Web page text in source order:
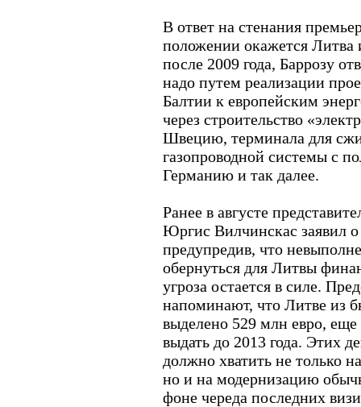
В ответ на стенания
положении окажется Литва
после 2009 года, Баррозу
надо путем реализации
Балтии к европейским
через строительство
Швецию, терминала для
газопроводной системы с
Германию и так далее.
Ранее в августе
Юргис Вилчинскас заявил
предупредив, что
обернуться для Литвы
угроза остается в силе.
напоминают, что Литве из
выделено 529 млн евро,
выдать до 2013 года. Этих
должно хватить не только
но и на модернизацию
фоне череда последних